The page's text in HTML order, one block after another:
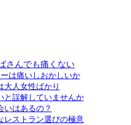
さんでも痛くない
は痛いしおかしいか
大人女性ばかり
と誤解していませんか
いはあるの？
レストラン選びの極意